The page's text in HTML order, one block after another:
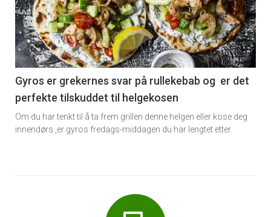
akkurat
nå
-
6
Gyros er grekernes svar på rullekebab og er det
perfekte tilskuddet til helgekosen
Om du har tenkt til å ta frem grillen denne helgen eller kose deg
innendørs ,er gyros fredags-middagen du har lengtet etter.